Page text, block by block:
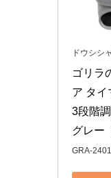
ドウシシ
ゴリラ
ア タイ
3段階
グレー
GRA-